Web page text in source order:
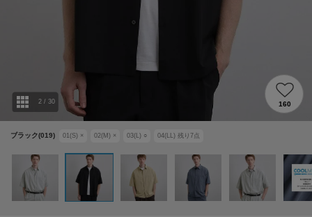
ブラック(019) 01(S) × 02(M) × 03(L) ○ 04(LL) 残り 7点
2 / 30 160